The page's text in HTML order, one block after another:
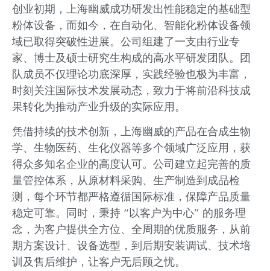
创业初期，上海幽威成功研发出性能稳定的基础型
粉体设备，而如今，在自动化、智能化粉体设备领
域已取得突破性进展。公司组建了一支由行业专
家、博士及硕士研究生构成的高水平研发团队。团
队成员不仅理论功底深厚，实践经验也极为丰富，
时刻关注国际技术发展动态，致力于将前沿科技成
果转化为推动产业升级的实际应用。
凭借持续的技术创新，上海幽威的产品在合成生物
学、生物医药、生化仪器等多个领域广泛应用，获
得众多知名企业的高度认可。公司建立起完善的质
量管控体系，从原材料采购、生产制造到成品检
测，每个环节都严格遵循国际标准，保障产品质量
稳定可靠。同时，秉持 “以客户为中心” 的服务理
念，为客户提供全方位、全周期的优质服务，从前
期方案设计、设备选型，到后期安装调试、技术培
训及售后维护，让客户无后顾之忧。